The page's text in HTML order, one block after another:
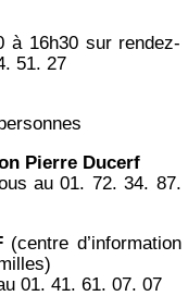
à 16h30 sur rendez-
51. 27
Pierre Ducerf
au 01. 72. 34. 87.
(centre d’information
01. 41. 61. 07. 07